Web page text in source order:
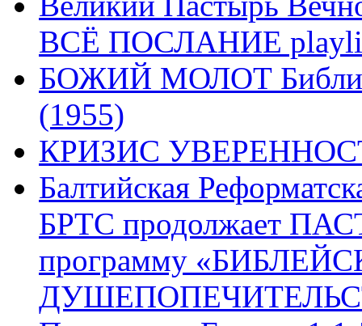
ВСЁ ПОСЛАНИЕ
БОЖИЙ МОЛОТ Библия
(1955)
КРИЗИС
Балтийская
БРТС продолжает
программу